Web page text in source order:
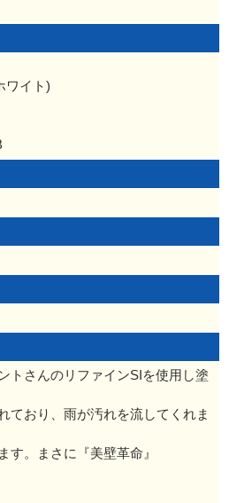
ワイト)
トさんのリファインSIを使用し塗
ており、雨が汚れを流してくれま
す。まさに『美壁革命』